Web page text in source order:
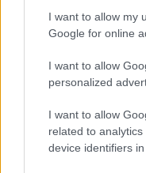
I want to allow my
Google for online
I want to allow
personalized
I want to allow
related to
device identifiers in
E-mail cím
Feliratkozom a
szabályzatot!